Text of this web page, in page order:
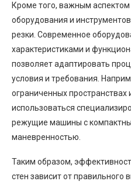
Кроме того, важным
оборудования и
резки. Современное
характеристиками и
позволяет адаптировать
условия и требования.
ограниченных пространствах
использоваться
режущие машины с
маневренностью.
Таким образом,
стен зависит от